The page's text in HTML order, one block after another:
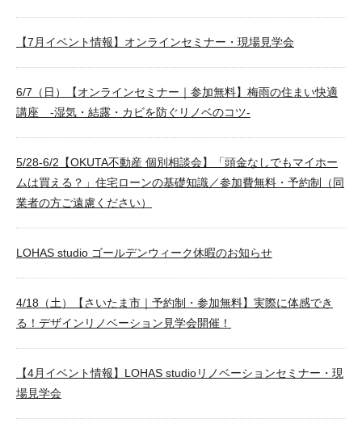
【7月イベント情報】オンラインセミナー・現場見学会
6/7（日）【オンラインセミナー｜参加無料】梅雨の住まい快適
講座 -湿気・結露・カビを防ぐリノベのコツ-
5/28-6/2【OKUTA不動産 個別相談会】「頭金なしでもマイホー
ムは買える？」住宅ローンの基礎知識／参加費無料・予約制（同
業者の方ご遠慮ください）
LOHAS studio ゴールデンウィーク休暇のお知らせ
4/18（土）【さいたま市｜予約制・参加無料】実際に体感でき
る！デザインリノベーション見学会開催！
【4月イベント情報】LOHAS studioリノベーションセミナー・現
場見学会